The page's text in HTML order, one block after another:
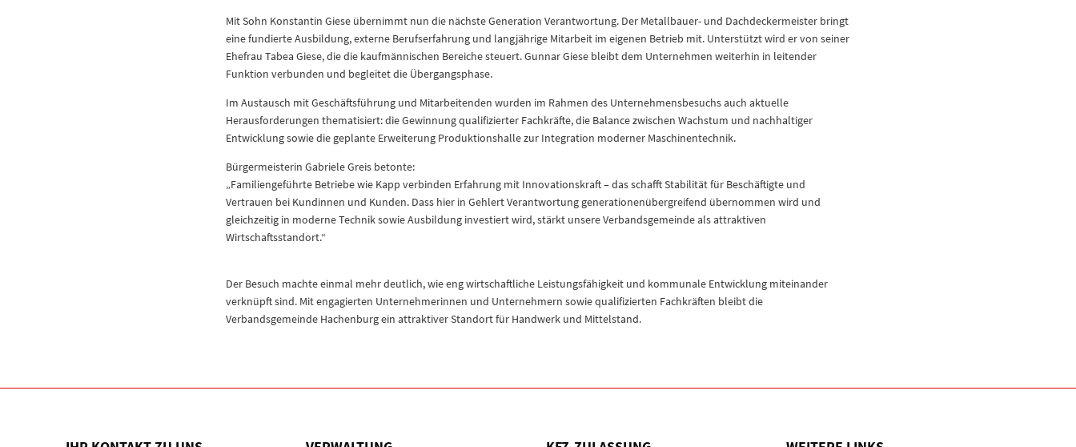
Mit Sohn Konstantin Giese übernimmt nun die nächste Generation Verantwortung. Der Metallbauer- und Dachdeckermeister bringt
eine fundierte Ausbildung, externe Berufserfahrung und langjährige Mitarbeit im eigenen Betrieb mit. Unterstützt wird er von seiner
Ehefrau Tabea Giese, die die kaufmännischen Bereiche steuert. Gunnar Giese bleibt dem Unternehmen weiterhin in leitender
Funktion verbunden und begleitet die Übergangsphase.
Im Austausch mit Geschäftsführung und Mitarbeitenden wurden im Rahmen des Unternehmensbesuchs auch aktuelle
Herausforderungen thematisiert: die Gewinnung qualifizierter Fachkräfte, die Balance zwischen Wachstum und nachhaltiger
Entwicklung sowie die geplante Erweiterung Produktionshalle zur Integration moderner Maschinentechnik.
Bürgermeisterin Gabriele Greis betonte:
„Familiengeführte Betriebe wie Kapp verbinden Erfahrung mit Innovationskraft – das schafft Stabilität für Beschäftigte und
Vertrauen bei Kundinnen und Kunden. Dass hier in Gehlert Verantwortung generationenübergreifend übernommen wird und
gleichzeitig in moderne Technik sowie Ausbildung investiert wird, stärkt unsere Verbandsgemeinde als attraktiven
Wirtschaftsstandort.“
Der Besuch machte einmal mehr deutlich, wie eng wirtschaftliche Leistungsfähigkeit und kommunale Entwicklung miteinander
verknüpft sind. Mit engagierten Unternehmerinnen und Unternehmern sowie qualifizierten Fachkräften bleibt die
Verbandsgemeinde Hachenburg ein attraktiver Standort für Handwerk und Mittelstand.